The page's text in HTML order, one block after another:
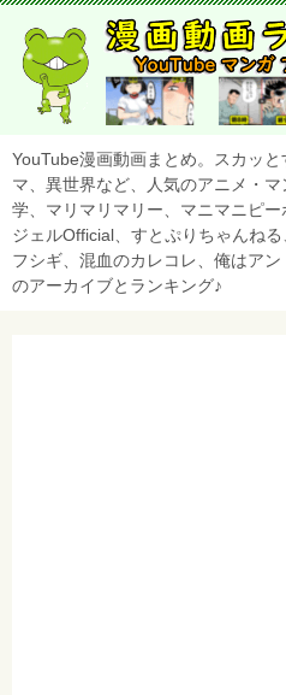
YouTube漫画動画まとめ。スカッ
マ、異世界など、人気のアニメ・
学、マリマリマリー、マニマニピー
ジェルOfficial、すとぷりちゃんね
フシギ、混血のカレコレ、俺はア
のアーカイブとランキング♪